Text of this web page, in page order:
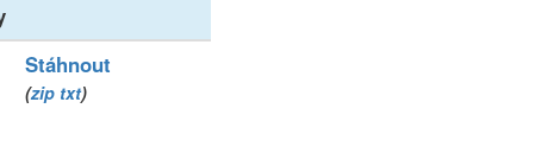
Stáhnout
(zip txt)